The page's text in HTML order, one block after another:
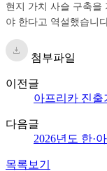
현지 가치 사슬 구축을
야 한다고 역설했습니
첨부파일
이전글
아프리카 진출
다음글
2026년도 한·
목록보기